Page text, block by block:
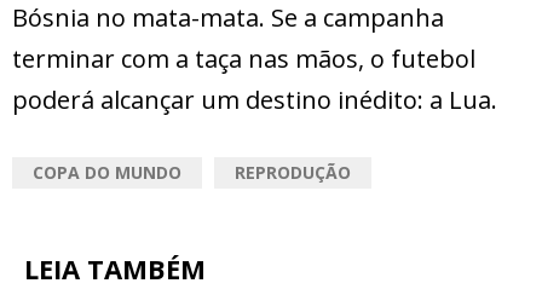
Bósnia no mata-mata. Se a campanha
terminar com a taça nas mãos, o futebol
poderá alcançar um destino inédito: a Lua.
COPA DO MUNDO REPRODUÇÃO
LEIA TAMBÉM